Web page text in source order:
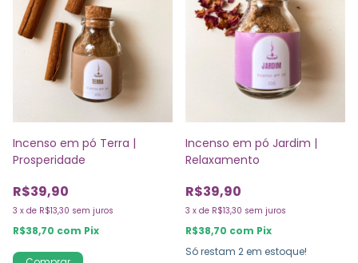
Incenso em pó Terra |
Prosperidade
R$39,90
3 x de R$13,30 sem juros
R$38,70 com Pix
Incenso em pó Jardim |
Relaxamento
R$39,90
3 x de R$13,30 sem juros
R$38,70 com Pix
Só restam 2 em estoque!